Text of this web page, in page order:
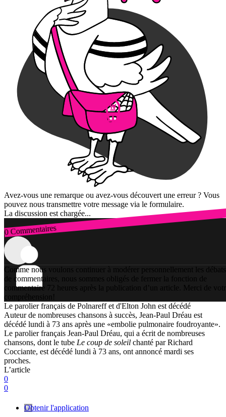
Avez-vous une remarque ou avez-vous découvert une erreur ? Vous
pouvez nous transmettre votre message via le formulaire.
La discussion est chargée...
0 Commentaires
Connexion
Comme nous voulons continuer à modérer personnellement les débats
de commentaires, nous sommes obligés de fermer la fonction de
commentaire 72 heures après la publication d’un article. Merci de
compréhension!
Le parolier français de Polnareff et d'Elton John est décédé
Auteur de nombreuses chansons à succès, Jean-Paul Dréau est
décédé lundi à 73 ans après une «embolie pulmonaire foudroyante».
Le parolier français Jean-Paul Dréau, qui a écrit de nombreuses
chansons, dont le tube Le coup de soleil chanté par Richard
Cocciante, est décédé lundi à 73 ans, ont annoncé mardi ses
proches.
L’article
0
0
Obtenir l'application